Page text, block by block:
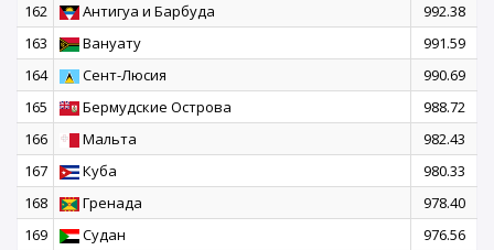
162
Антигуа и Барбуда
992.38
163
Вануату
991.59
164
Сент-Люсия
990.69
165
Бермудские Острова
988.72
166
Мальта
982.43
167
Куба
980.33
168
Гренада
978.40
169
Судан
976.56